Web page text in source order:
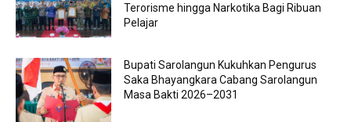
Terorisme hingga Narkotika Bagi Ribuan
Pelajar
Bupati Sarolangun Kukuhkan Pengurus
Saka Bhayangkara Cabang Sarolangun
Masa Bakti 2026–2031